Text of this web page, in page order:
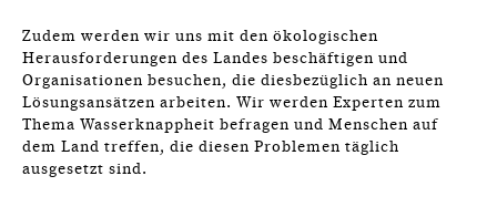
Zudem werden wir uns mit den ökologischen
Herausforderungen des Landes beschäftigen und
Organisationen besuchen, die diesbezüglich an neuen
Lösungsansätzen arbeiten. Wir werden Experten zum
Thema Wasserknappheit befragen und Menschen auf
dem Land treffen, die diesen Problemen täglich
ausgesetzt sind.